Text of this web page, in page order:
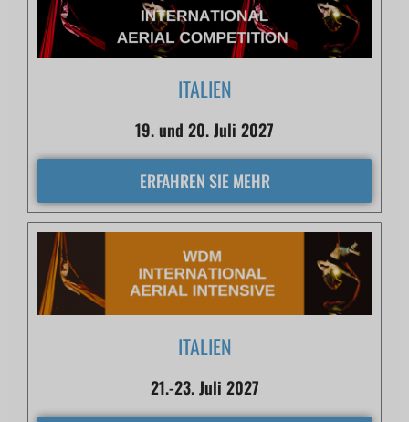
ITALIEN
19. und 20. Juli 2027
ERFAHREN SIE MEHR
ITALIEN
21.-23. Juli 2027